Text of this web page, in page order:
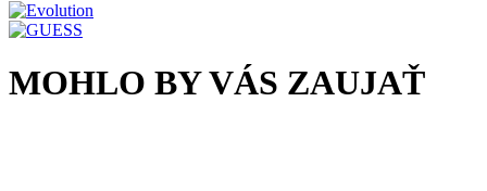
MOHLO BY VÁS ZAUJAŤ